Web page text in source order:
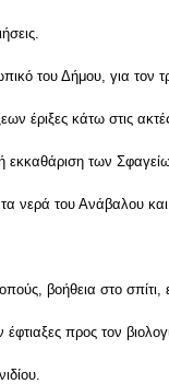
του Δήμου, για τον
έριξες κάτω στις
εκκαθάριση των
νερά του Ανάβαλου
βοήθεια στο σπίτι,
προς τον